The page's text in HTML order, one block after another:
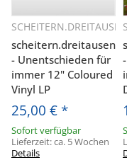
Schnellkauf
scheitern.dreitausend
- Unentschieden für
immer 12" Coloured
Vinyl LP
25,00 € *
Sofort verfügbar
Lieferzeit:ca. 5 Wochen
Details